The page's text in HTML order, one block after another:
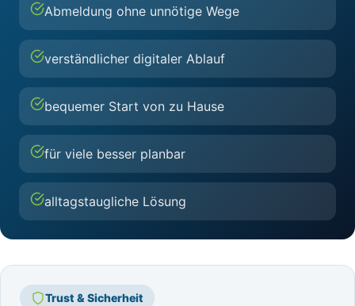
Abmeldung ohne unnötige Wege
verständlicher digitaler Ablauf
bequemer Start von zu Hause
für viele besser planbar
alltagstaugliche Lösung
Trust & Sicherheit